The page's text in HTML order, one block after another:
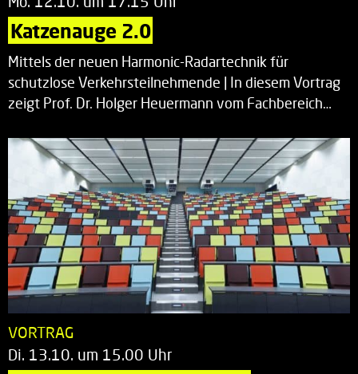
Katzenauge 2.0
Mittels der neuen Harmonic-Radartechnik für
schutzlose Verkehrsteilnehmende | In diesem Vortrag
zeigt Prof. Dr. Holger Heuermann vom Fachbereich…
VORTRAG
Di. 13.10. um 15.00 Uhr